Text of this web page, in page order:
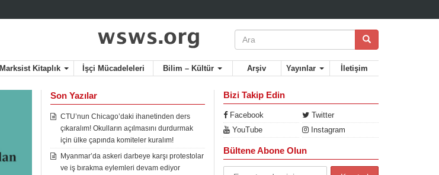
Marksist Kitaplık İşçi Mücadeleleri Bilim – Kültür Arşiv Yayınlar İletişim
Son Yazılar
CTU’nun Chicago’daki ihanetinden ders
çıkaralım! Okulların açılmasını durdurmak
için ülke çapında komiteler kuralım!
Myanmar’da askeri darbeye karşı protestolar
ve iş bırakma eylemleri devam ediyor
Bizi Takip Edin
Facebook
Twitter
YouTube
Instagram
Bültene Abone Olun